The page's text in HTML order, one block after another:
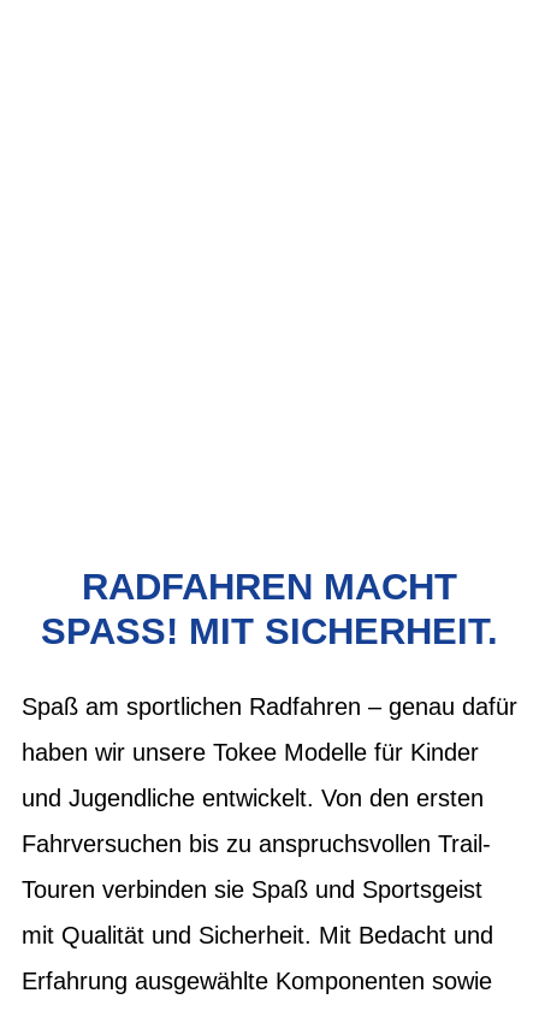
RADFAHREN MACHT
SPASS! MIT SICHERHEIT.
Spaß am sportlichen Radfahren – genau dafür
haben wir unsere Tokee Modelle für Kinder
und Jugendliche entwickelt. Von den ersten
Fahrversuchen bis zu anspruchsvollen Trail-
Touren verbinden sie Spaß und Sportsgeist
mit Qualität und Sicherheit. Mit Bedacht und
Erfahrung ausgewählte Komponenten sowie